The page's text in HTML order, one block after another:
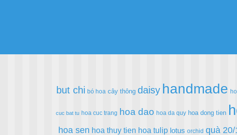
but chi bó hoa cây thông daisy handmade
cuc bat tu hoa cuc trang hoa dao hoa da quy hoa dong tien
hoa sen hoa thuy tien hoa tulip lotus orchid quà 20/